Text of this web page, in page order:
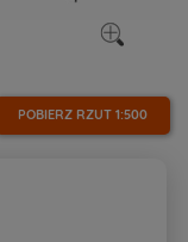
POBIERZ RZUT 1:500